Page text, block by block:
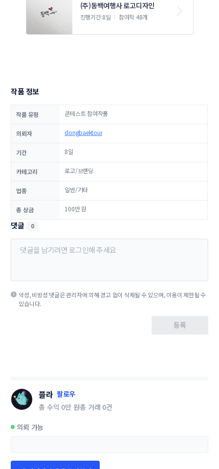
(주)동백여행사 로고디자인
진행기간 8일 참여작 48개
작품 정보
작품 유형 콘테스트 참여작품
의뢰자 dongbaektour
기간 8일
카테고리 로고/브랜딩
업종 일반/기타
총 상금 100만 원
댓글 0
악성, 비방성 댓글은 관리자에 의해 경고 없이 삭제될 수 있으며, 이용이 제한될 수
있습니다.
등록
플라 팔로우
총 수익 0만 원총 거래 0건
의뢰 가능